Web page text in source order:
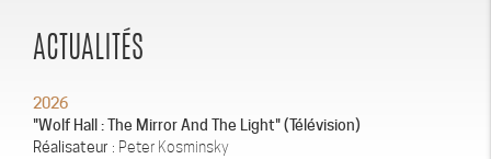
ACTUALITÉS
2026
"Wolf Hall : The Mirror And The Light" (Télévision)
Réalisateur : Peter Kosminsky